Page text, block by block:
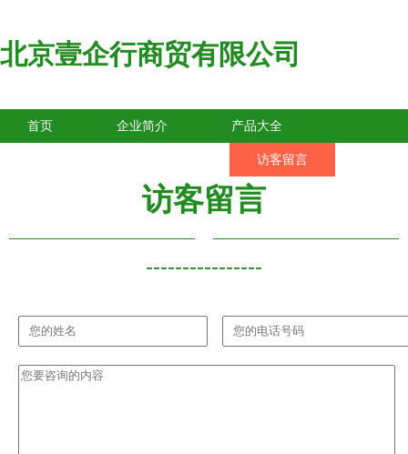
北京壹企行商贸有限公司
首页 企业简介 产品大全
访客留言
访客留言
----------------